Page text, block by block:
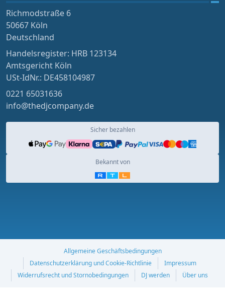
Richmodstraße 6
50667 Köln
Deutschland
Handelsregister: HRB 123134
Amtsgericht Köln
USt-IdNr.: DE458104987
0221 65031636
info@thedjcompany.de
Sicher bezahlen
Bekannt von
Allgemeine Geschäftsbedingungen
Datenschutzerklärung und Cookie-Richtlinie
Impressum
Widerrufsrecht und Stornobedingungen
DJ werden Über uns